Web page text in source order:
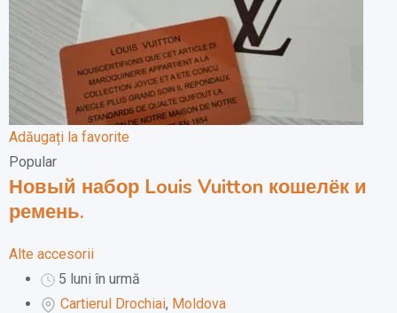
Adăugați la favorite
Popular
Новый набор Louis Vuitton кошелёк и
ремень.
Alte accesorii
5 luni în urmă
Cartierul Drochiai, Moldova